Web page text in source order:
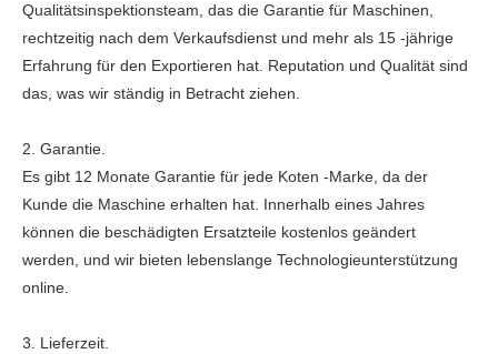
Qualitätsinspektionsteam, das die Garantie für Maschinen,
rechtzeitig nach dem Verkaufsdienst und mehr als 15 -jährige
Erfahrung für den Exportieren hat. Reputation und Qualität sind
das, was wir ständig in Betracht ziehen.
2. Garantie.
Es gibt 12 Monate Garantie für jede Koten -Marke, da der
Kunde die Maschine erhalten hat. Innerhalb eines Jahres
können die beschädigten Ersatzteile kostenlos geändert
werden, und wir bieten lebenslange Technologieunterstützung
online.
3. Lieferzeit.